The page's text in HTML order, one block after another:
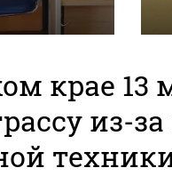
крае 13
из-